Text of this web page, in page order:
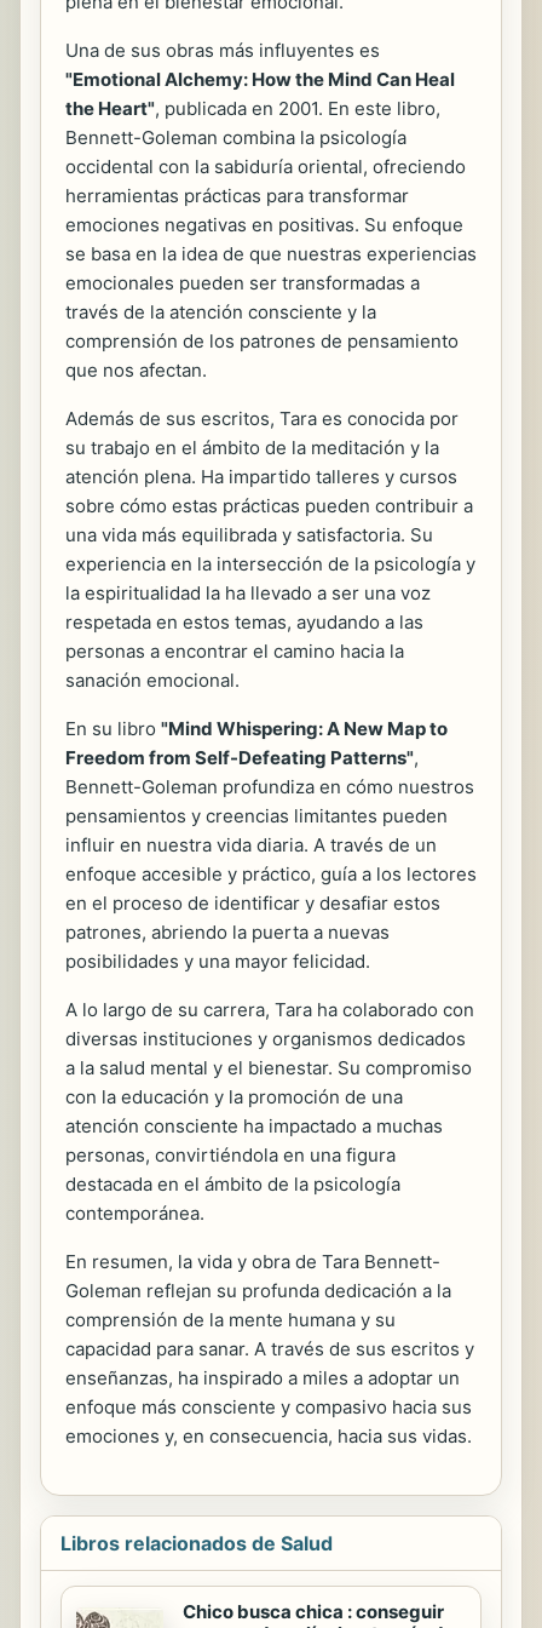
Una de sus obras más influyentes es
"Emotional Alchemy: How the Mind Can Heal
the Heart", publicada en 2001. En este libro,
Bennett-Goleman combina la psicología
occidental con la sabiduría oriental, ofreciendo
herramientas prácticas para transformar
emociones negativas en positivas. Su enfoque
se basa en la idea de que nuestras experiencias
emocionales pueden ser transformadas a
través de la atención consciente y la
comprensión de los patrones de pensamiento
que nos afectan.
Además de sus escritos, Tara es conocida por
su trabajo en el ámbito de la meditación y la
atención plena. Ha impartido talleres y cursos
sobre cómo estas prácticas pueden contribuir a
una vida más equilibrada y satisfactoria. Su
experiencia en la intersección de la psicología y
la espiritualidad la ha llevado a ser una voz
respetada en estos temas, ayudando a las
personas a encontrar el camino hacia la
sanación emocional.
En su libro "Mind Whispering: A New Map to
Freedom from Self-Defeating Patterns",
Bennett-Goleman profundiza en cómo nuestros
pensamientos y creencias limitantes pueden
influir en nuestra vida diaria. A través de un
enfoque accesible y práctico, guía a los lectores
en el proceso de identificar y desafiar estos
patrones, abriendo la puerta a nuevas
posibilidades y una mayor felicidad.
A lo largo de su carrera, Tara ha colaborado con
diversas instituciones y organismos dedicados
a la salud mental y el bienestar. Su compromiso
con la educación y la promoción de una
atención consciente ha impactado a muchas
personas, convirtiéndola en una figura
destacada en el ámbito de la psicología
contemporánea.
En resumen, la vida y obra de Tara Bennett-
Goleman reflejan su profunda dedicación a la
comprensión de la mente humana y su
capacidad para sanar. A través de sus escritos y
enseñanzas, ha inspirado a miles a adoptar un
enfoque más consciente y compasivo hacia sus
emociones y, en consecuencia, hacia sus vidas.
Libros relacionados de Salud
Chico busca chica : conseguir